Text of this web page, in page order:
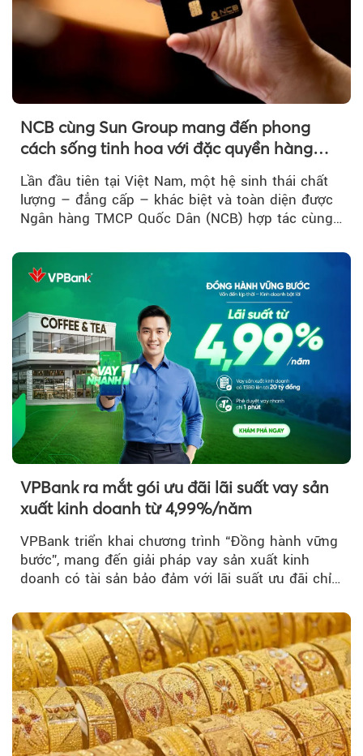
NCB cùng Sun Group mang đến phong
cách sống tinh hoa với đặc quyền hàng
Lần đầu tiên tại Việt Nam, một hệ sinh thái chất
lượng – đẳng cấp – khác biệt và toàn diện được
Ngân hàng TMCP Quốc Dân (NCB) hợp tác cùng
VPBank ra mắt gói ưu đãi lãi suất vay sản
xuất kinh doanh từ 4,99%/năm
VPBank triển khai chương trình “Đồng hành vững
bước”, mang đến giải pháp vay sản xuất kinh
doanh có tài sản bảo đảm với lãi suất ưu đãi chỉ